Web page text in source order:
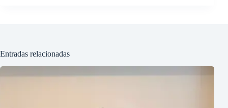
Entradas relacionadas